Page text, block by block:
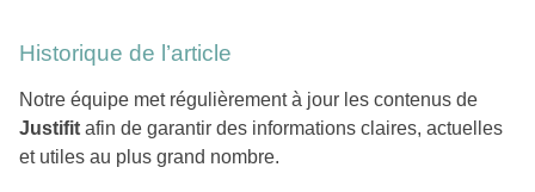
Historique de l’article
Notre équipe met régulièrement à jour les contenus de
Justifit afin de garantir des informations claires, actuelles
et utiles au plus grand nombre.